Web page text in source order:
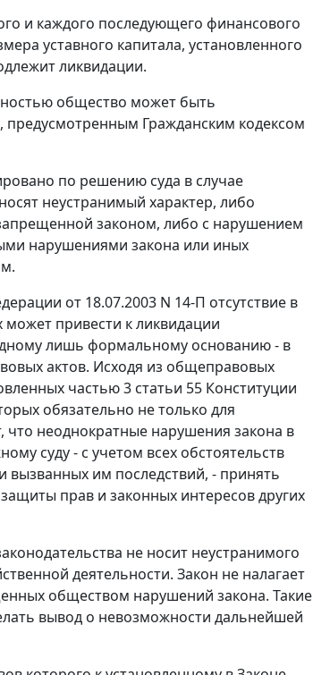
и каждого последующего финансового
уставного капитала, установленного
ликвидации.
общество может быть
предусмотренным Гражданским кодексом
по решению суда в случае
неустранимый характер, либо
законом, либо с нарушением
нарушениями закона или иных
от 18.07.2003 N 14-П отсутствие в
привести к ликвидации
лишь формальному основанию - в
актов. Исходя из общеправовых
частью 3 статьи 55 Конституции
обязательно не только для
что неоднократные нарушения закона в
суду - с учетом всех обстоятельств
им последствий, - принять
прав и законных интересов других
не носит неустранимого
деятельности. Закон не налагает
обществом нарушений закона. Такие
вывод о невозможности дальнейшей